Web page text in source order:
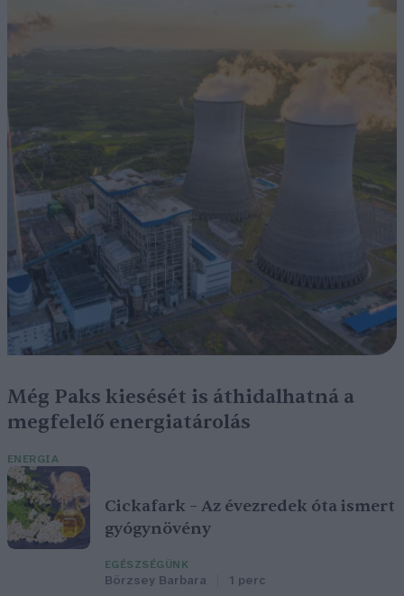
Még Paks kiesését is áthidalhatná a
megfelelő energiatárolás
ENERGIA
Cickafark – Az évezredek óta ismert
gyógynövény
EGÉSZSÉGÜNK
Börzsey Barbara 1 perc